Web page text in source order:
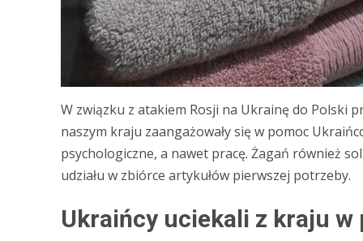
W związku z atakiem Rosji na Ukrainę do Polski
naszym kraju zaangażowały się w pomoc
psychologiczne, a nawet pracę. Żagań również
udziału w zbiórce artykułów pierwszej potrzeby.
Ukraińcy uciekali z kraju w